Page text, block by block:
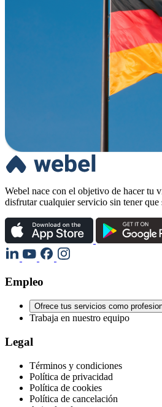
Webel nace con el objetivo de hacer tu
disfrutar cualquier servicio sin tener que
Empleo
Ofrece tus servicios como
Trabaja en nuestro equipo
Legal
Términos y condiciones
Política de privacidad
Política de cookies
Política de cancelación